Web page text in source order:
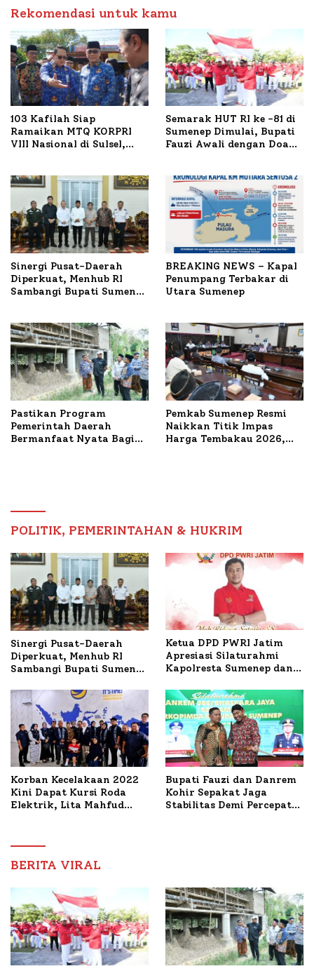
Timur
Rekomendasi untuk kamu
103 Kafilah Siap
Ramaikan MTQ KORPRI
VIII Nasional di Sulsel,
Semarak HUT RI ke -81 di
Sumenep Dimulai, Bupati
Fauzi Awali dengan Doa
Sinergi Pusat-Daerah
Diperkuat, Menhub RI
Sambangi Bupati Sumenep
BREAKING NEWS – Kapal
Penumpang Terbakar di
Utara Sumenep
Pastikan Program
Pemerintah Daerah
Bermanfaat Nyata Bagi
Pemkab Sumenep Resmi
Naikkan Titik Impas
Harga Tembakau 2026,
POLITIK, PEMERINTAHAN & HUKRIM
Sinergi Pusat-Daerah
Diperkuat, Menhub RI
Sambangi Bupati Sumenep
Mutiara Sentosa II
Ketua DPD PWRI Jatim
Apresiasi Silaturahmi
Kapolresta Sumenep dan
Ideal Polri-Pers
Korban Kecelakaan 2022
Kini Dapat Kursi Roda
Elektrik, Lita Mahfud
Nabil
Bupati Fauzi dan Danrem
Kohir Sepakat Jaga
Stabilitas Demi Percepat
BERITA VIRAL